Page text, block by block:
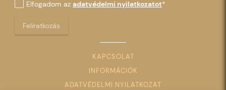
Elfogadom az adatvédelmi nyilatkozatot*
Feliratkozás
KAPCSOLAT
INFORMÁCIÓK
ADATVÉDELMI NYILATKOZAT